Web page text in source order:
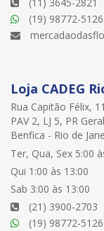
(11) 3645-2821
(19) 98772-5126
Loja CADEG
Rua Capitão Félix,
PAV 2, LJ 5, PR
Benfica - Rio de
Ter, Qua, Sex 5:00
Qui 1:00 às 13:00
Sab 3:00 às 13:00
(21) 3900-2703
(19) 98772-5126